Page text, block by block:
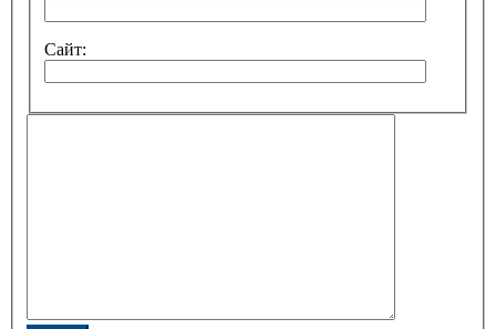
Сайт: